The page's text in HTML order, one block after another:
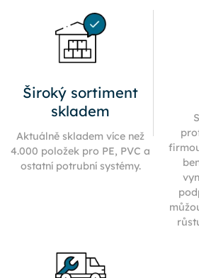
Široký sortiment
skladem
Aktuálně skladem více než
4.000 položek pro PE, PVC a
ostatní potrubní systémy.